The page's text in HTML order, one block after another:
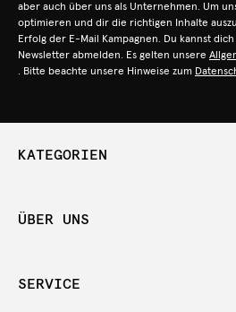
aber auch über uns als Unternehmen. Um
optimieren und dir die richtigen Inhalte
Erfolg der E-Mail Kampagnen. Du kannst
Newsletter abmelden. Es gelten unsere
. Bitte beachte unsere Hinweise zum
KATEGORIEN
ÜBER UNS
SERVICE